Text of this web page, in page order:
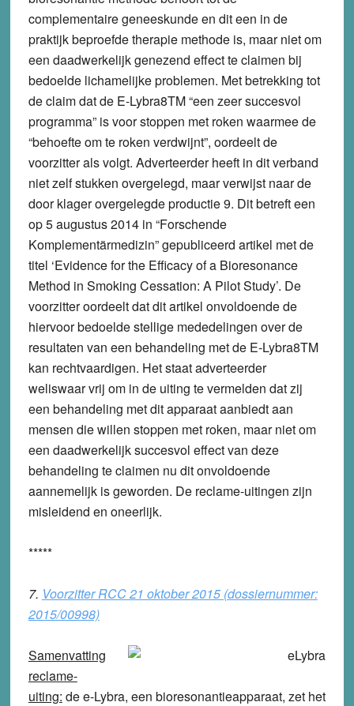
complementaire geneeskunde en dit een in de
praktijk beproefde therapie methode is, maar niet om
een daadwerkelijk genezend effect te claimen bij
bedoelde lichamelijke problemen. Met betrekking tot
de claim dat de E-Lybra8TM “een zeer succesvol
programma” is voor stoppen met roken waarmee de
“behoefte om te roken verdwijnt”, oordeelt de
voorzitter als volgt. Adverteerder heeft in dit verband
niet zelf stukken overgelegd, maar verwijst naar de
door klager overgelegde productie 9. Dit betreft een
op 5 augustus 2014 in “Forschende
Komplementärmedizin” gepubliceerd artikel met de
titel ‘Evidence for the Efficacy of a Bioresonance
Method in Smoking Cessation: A Pilot Study’. De
voorzitter oordeelt dat dit artikel onvoldoende de
hiervoor bedoelde stellige mededelingen over de
resultaten van een behandeling met de E-Lybra8TM
kan rechtvaardigen. Het staat adverteerder
weliswaar vrij om in de uiting te vermelden dat zij
een behandeling met dit apparaat aanbiedt aan
mensen die willen stoppen met roken, maar niet om
een daadwerkelijk succesvol effect van deze
behandeling te claimen nu dit onvoldoende
aannemelijk is geworden. De reclame-uitingen zijn
misleidend en oneerlijk.
*****
7. Voorzitter RCC 21 oktober 2015 (dossiernummer:
2015/00998)
Samenvatting
reclame-
uiting: de e-Lybra, een bioresonantieapparaat, zet het